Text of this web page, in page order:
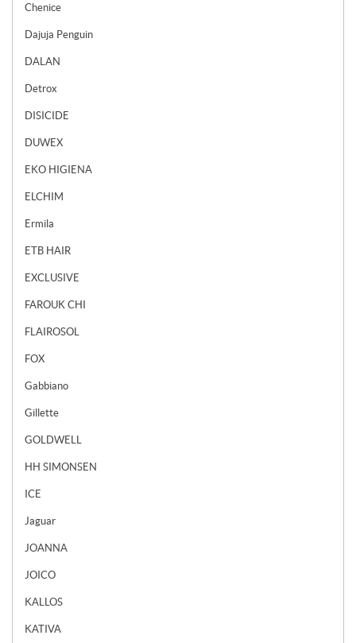
Chenice
Dajuja Penguin
DALAN
Detrox
DISICIDE
DUWEX
EKO HIGIENA
ELCHIM
Ermila
ETB HAIR
EXCLUSIVE
FAROUK CHI
FLAIROSOL
FOX
Gabbiano
Gillette
GOLDWELL
HH SIMONSEN
ICE
Jaguar
JOANNA
JOICO
KALLOS
KATIVA